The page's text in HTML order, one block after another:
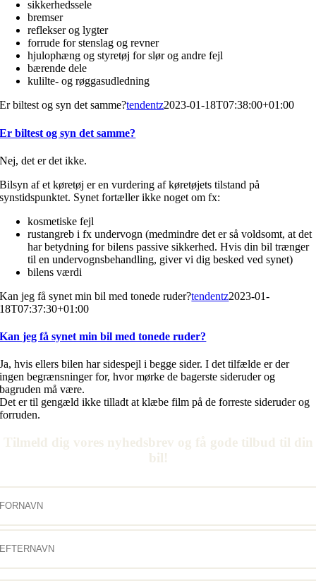
sikkerhedssele
bremser
reflekser og lygter
forrude for stenslag og revner
hjulophæng og styretøj for slør og andre fejl
bærende dele
kulilte- og røggasudledning
Er biltest og syn det samme?tendentz2023-01-18T07:38:00+01:00
Er biltest og syn det samme?
Nej, det er det ikke.
Bilsyn af et køretøj er en vurdering af køretøjets tilstand på
synstidspunktet. Synet fortæller ikke noget om fx:
kosmetiske fejl
rustangreb i fx undervogn (medmindre det er så voldsomt, at det
har betydning for bilens passive sikkerhed. Hvis din bil trænger
til en undervognsbehandling, giver vi dig besked ved synet)
bilens værdi
Kan jeg få synet min bil med tonede ruder?tendentz2023-01-
18T07:37:30+01:00
Kan jeg få synet min bil med tonede ruder?
Ja, hvis ellers bilen har sidespejl i begge sider. I det tilfælde er der
ingen begrænsninger for, hvor mørke de bagerste sideruder og
bagruden må være.
Det er til gengæld ikke tilladt at klæbe film på de forreste sideruder og
forruden.
Tilmeld dig vores nyhedsbrev og få gode tilbud til din
bil!